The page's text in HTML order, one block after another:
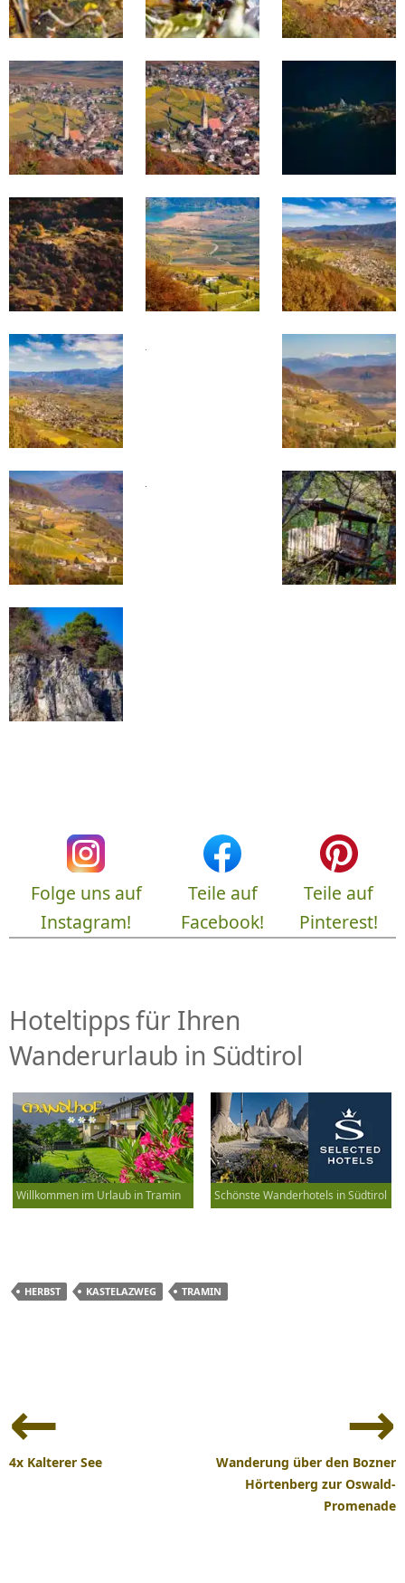
Folge uns auf
Instagram!
Teile auf
Facebook!
Teile auf
Pinterest!
Hoteltipps für Ihren
Wanderurlaub in Südtirol
Willkommen im Urlaub in Tramin Schönste Wanderhotels in Südtirol
HERBST KASTELAZWEG TRAMIN
Navigation
4x Kalterer See
Wanderung über den Bozner
Hörtenberg zur Oswald-
Promenade